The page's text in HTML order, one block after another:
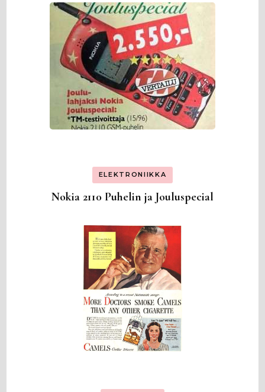
ELEKTRONIIKKA
Nokia 2110 Puhelin ja Jouluspecial